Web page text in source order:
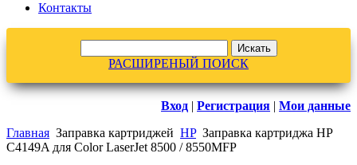
Контакты
РАСШИРЕНЫЙ ПОИСК
Вход | Регистрация | Мои данные
Главная Заправка картриджей HP Заправка картриджа HP
C4149A для Color LaserJet 8500 / 8550MFP